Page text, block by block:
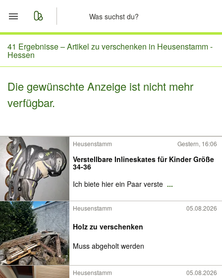
Start
Merkliste
Nachrichten
41 Ergebnisse –Artikel zu verschenken in Heusenstamm -
Hessen
Die gewünschte Anzeige ist nicht mehr
verfügbar.
Heusenstamm Gestern, 16:06
Verstellbare Inlineskates für Kinder Größe
34-36
Ich biete hier ein Paar verste ...
Heusenstamm 05.08.2026
Holz zu verschenken
Muss abgeholt werden
Heusenstamm 05.08.2026